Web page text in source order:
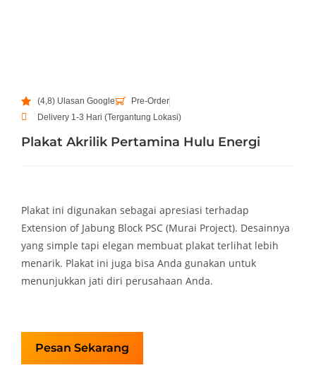
(4,8) Ulasan Google
Pre-Order
Delivery 1-3 Hari (Tergantung Lokasi)
Plakat Akrilik Pertamina Hulu Energi
Plakat ini digunakan sebagai apresiasi terhadap
Extension of Jabung Block PSC (Murai Project). Desainnya
yang simple tapi elegan membuat plakat terlihat lebih
menarik. Plakat ini juga bisa Anda gunakan untuk
menunjukkan jati diri perusahaan Anda.
Pesan Sekarang